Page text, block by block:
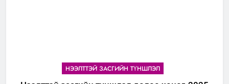
НЭЭЛТТЭЙ ЗАСГИЙН ТҮНШЛЭЛ